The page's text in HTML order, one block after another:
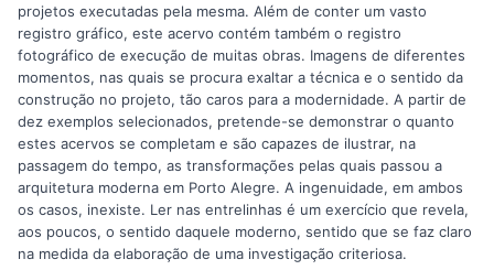
projetos executadas pela mesma. Além de conter um vasto
registro gráfico, este acervo contém também o registro
fotográfico de execução de muitas obras. Imagens de diferentes
momentos, nas quais se procura exaltar a técnica e o sentido da
construção no projeto, tão caros para a modernidade. A partir de
dez exemplos selecionados, pretende-se demonstrar o quanto
estes acervos se completam e são capazes de ilustrar, na
passagem do tempo, as transformações pelas quais passou a
arquitetura moderna em Porto Alegre. A ingenuidade, em ambos
os casos, inexiste. Ler nas entrelinhas é um exercício que revela,
aos poucos, o sentido daquele moderno, sentido que se faz claro
na medida da elaboração de uma investigação criteriosa.